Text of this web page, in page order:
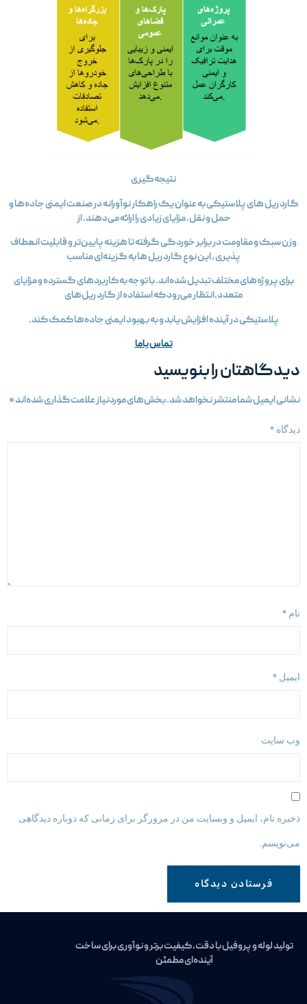
نتیجه‌گیری
گارد ریل‌ های پلاستیکی به عنوان یک راهکار نوآورانه در صنعت ایمنی جاده‌ها و
حمل و نقل، مزایای زیادی را ارائه می‌دهند. از
وزن سبک و مقاومت در برابر خوردگی گرفته تا هزینه‌ پایین‌تر و قابلیت انعطاف‌
پذیری ، این نوع گارد ریل‌ ها به گزینه‌ای مناسب
برای پروژه‌های مختلف تبدیل شده‌اند. با توجه به کاربردهای گسترده و مزایای
متعدد،انتظار می‌رود که استفاده از گارد ریل‌های
پلاستیکی در آینده افزایش یابد و به بهبود ایمنی جاده‌ها کمک کند.
تماس باما
را بنویسید
ایمیل شما منتشر نخواهد شد.بخش‌های موردنیاز علامت‌گذاری شده‌اند*
*
*
*
سایت
نام، ایمیل و وبسایت من در مرورگر برای زمانی که دوباره دیدگاهی
تولید لوله و پروفیل با دقت، کیفیت برتر و نوآوری برای ساخت
آینده‌ای مطمئن